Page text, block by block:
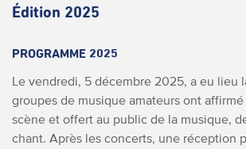
Édition 2025
PROGRAMME 2025
Le vendredi, 5 décembre 2025, a eu lieu
groupes de musique amateurs ont
scène et offert au public de la musique,
chant. Après les concerts, une réception